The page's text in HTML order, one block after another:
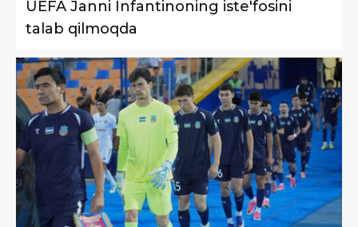
UEFA Janni Infantinoning iste'fosini
talab qilmoqda